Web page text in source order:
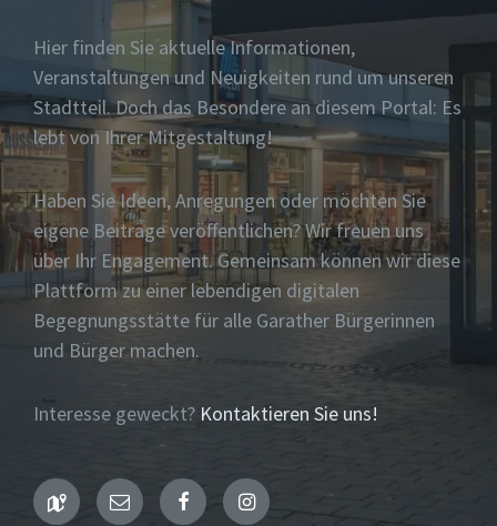
Hier finden Sie aktuelle Informationen,
Veranstaltungen und Neuigkeiten rund um unseren
Stadtteil. Doch das Besondere an diesem Portal: Es
lebt von Ihrer Mitgestaltung!
Haben Sie Ideen, Anregungen oder möchten Sie
eigene Beiträge veröffentlichen? Wir freuen uns
über Ihr Engagement. Gemeinsam können wir diese
Plattform zu einer lebendigen digitalen
Begegnungsstätte für alle Garather Bürgerinnen
und Bürger machen.
Interesse geweckt? Kontaktieren Sie uns!
Maps Email FacebookInstagram